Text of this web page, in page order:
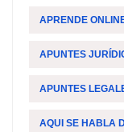
APRENDE
APUNTES
APUNTES
AQUI SE HABLA